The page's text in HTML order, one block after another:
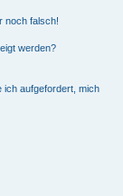
noch falsch!
werden?
ich aufgefordert, mich